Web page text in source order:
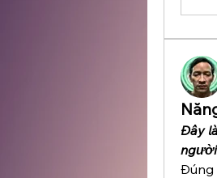
Đây
Đúng